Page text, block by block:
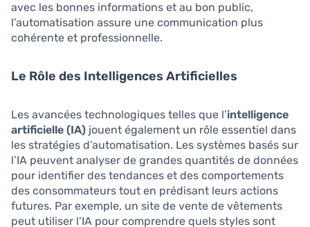
avec les bonnes informations et au bon public,
l’automatisation assure une communication plus
cohérente et professionnelle.
Le Rôle des Intelligences Artificielles
Les avancées technologiques telles que l’intelligence
artificielle (IA) jouent également un rôle essentiel dans
les stratégies d’automatisation. Les systèmes basés sur
l’IA peuvent analyser de grandes quantités de données
pour identifier des tendances et des comportements
des consommateurs tout en prédisant leurs actions
futures. Par exemple, un site de vente de vêtements
peut utiliser l’IA pour comprendre quels styles sont